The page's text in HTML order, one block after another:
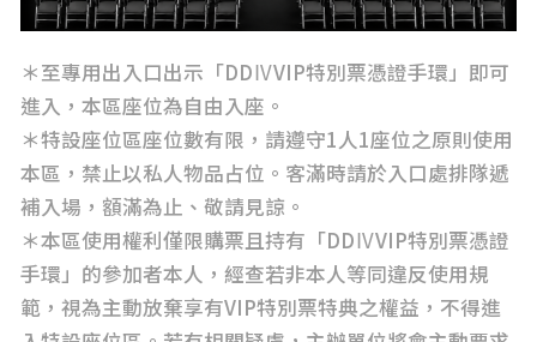
＊至專用出入口出示「DDⅣVIP特別票憑證手環」即可
進入，本區座位為自由入座。
＊特設座位區座位數有限，請遵守1人1座位之原則使用
本區，禁止以私人物品占位。客滿時請於入口處排隊遞
補入場，額滿為止、敬請見諒。
＊本區使用權利僅限購票且持有「DDⅣVIP特別票憑證
手環」的參加者本人，經查若非本人等同違反使用規
範，視為主動放棄享有VIP特別票特典之權益，不得進